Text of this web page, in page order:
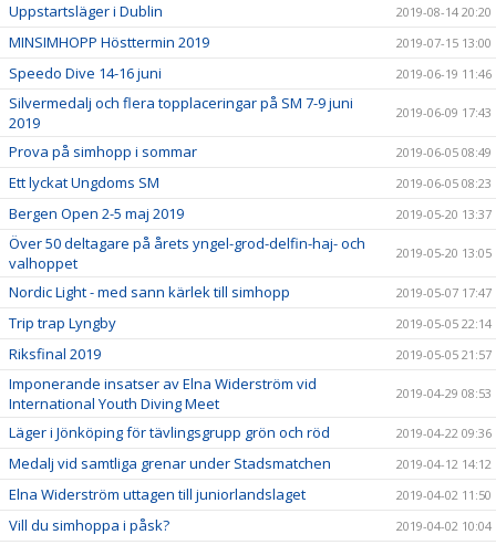
Uppstartsläger i Dublin 2019-08-14 20:20
MINSIMHOPP Hösttermin 2019 2019-07-15 13:00
Speedo Dive 14-16 juni 2019-06-19 11:46
Silvermedalj och flera topplaceringar på SM 7-9 juni
2019
2019-06-09 17:43
Prova på simhopp i sommar 2019-06-05 08:49
Ett lyckat Ungdoms SM 2019-06-05 08:23
Bergen Open 2-5 maj 2019 2019-05-20 13:37
Över 50 deltagare på årets yngel-grod-delfin-haj- och
valhoppet
2019-05-20 13:05
Nordic Light - med sann kärlek till simhopp 2019-05-07 17:47
Trip trap Lyngby 2019-05-05 22:14
Riksfinal 2019 2019-05-05 21:57
Imponerande insatser av Elna Widerström vid
International Youth Diving Meet
2019-04-29 08:53
Läger i Jönköping för tävlingsgrupp grön och röd 2019-04-22 09:36
Medalj vid samtliga grenar under Stadsmatchen 2019-04-12 14:12
Elna Widerström uttagen till juniorlandslaget 2019-04-02 11:50
Vill du simhoppa i påsk? 2019-04-02 10:04